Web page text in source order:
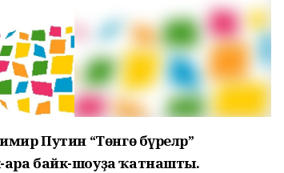
Путин “Төнгө бүреләр”
ара байк-шоуҙа ҡатнашты.